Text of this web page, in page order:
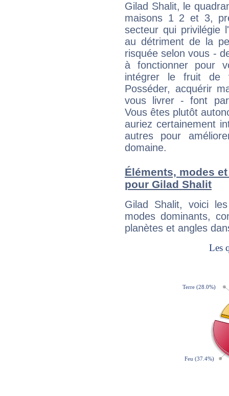
Gilad Shalit, le
maisons 1 2 et 3,
secteur qui privilégie
au détriment de la
risquée selon vous -
à fonctionner pour
intégrer le fruit de
Posséder, acquérir
vous livrer - font
Vous êtes plutôt
auriez certainement
autres pour
domaine.
Éléments, modes
pour Gilad Shalit
Gilad Shalit, voici
modes dominants,
planètes et angles